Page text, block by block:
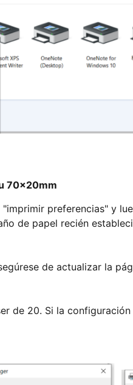
70x20mm
preferencias" y
de papel recién
de actualizar la
de 20. Si la